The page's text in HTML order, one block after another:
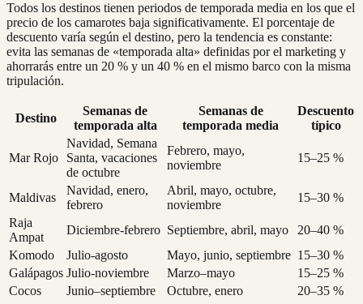
Todos los destinos tienen periodos de temporada media en los que el
precio de los camarotes baja significativamente. El porcentaje de
descuento varía según el destino, pero la tendencia es constante:
evita las semanas de «temporada alta» definidas por el marketing y
ahorrarás entre un 20 % y un 40 % en el mismo barco con la misma
tripulación.
Destino
Semanas de
temporada alta
Semanas de
temporada media
Descuento
típico
Mar Rojo
Navidad, Semana
Santa, vacaciones
de octubre
Febrero, mayo,
noviembre
15–25 %
Maldivas
Navidad, enero,
febrero
Abril, mayo, octubre,
noviembre
15–30 %
Raja
Ampat
Diciembre-febrero Septiembre, abril, mayo
20–40 %
Komodo
Julio-agosto Mayo, junio, septiembre 15–30 %
Galápagos Julio-noviembre Marzo–mayo
15–25 %
Cocos
Junio–septiembre Octubre, enero
20–35 %